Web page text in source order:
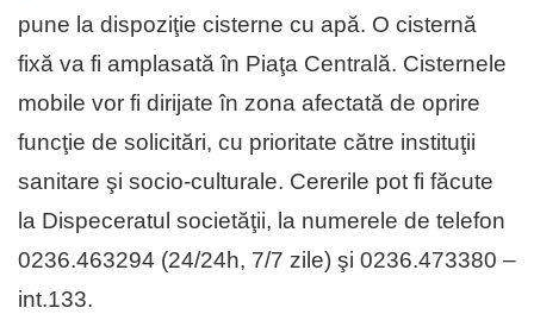
pune la dispoziţie cisterne cu apă. O cisternă
fixă va fi amplasată în Piaţa Centrală. Cisternele
mobile vor fi dirijate în zona afectată de oprire
funcţie de solicitări, cu prioritate către instituţii
sanitare şi socio-culturale. Cererile pot fi făcute
la Dispeceratul societăţii, la numerele de telefon
0236.463294 (24/24h, 7/7 zile) şi 0236.473380 –
int.133.